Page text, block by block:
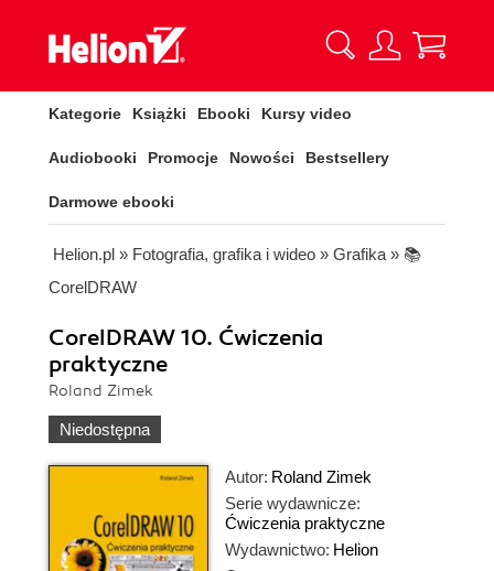
Kategorie Książki Ebooki Kursy video
Audiobooki Promocje Nowości Bestsellery
Darmowe ebooki
Helion.pl » Fotografia, grafika i wideo » Grafika » 📚
CorelDRAW
CorelDRAW 10. Ćwiczenia
praktyczne
Roland Zimek
Niedostępna
Autor: Roland Zimek
Serie wydawnicze:
Ćwiczenia praktyczne
Wydawnictwo: Helion